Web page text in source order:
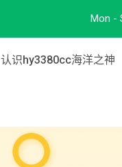
Mon -
认识hy3380cc海洋之神